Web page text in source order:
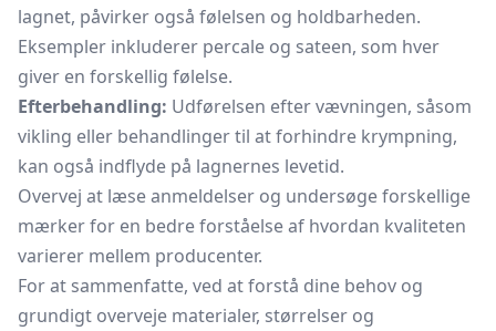
lagnet, påvirker også følelsen og holdbarheden.
Eksempler inkluderer percale og sateen, som hver
giver en forskellig følelse.
Efterbehandling: Udførelsen efter vævningen, såsom
vikling eller behandlinger til at forhindre krympning,
kan også indflyde på lagnernes levetid.
Overvej at læse anmeldelser og undersøge forskellige
mærker for en bedre forståelse af hvordan kvaliteten
varierer mellem producenter.
For at sammenfatte, ved at forstå dine behov og
grundigt overveje materialer, størrelser og